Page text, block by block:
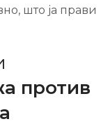
што ја прави
против